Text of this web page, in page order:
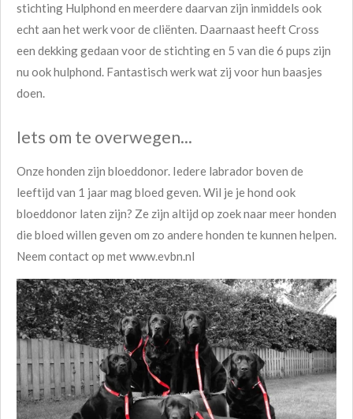
stichting Hulphond en meerdere daarvan zijn inmiddels ook
echt aan het werk voor de cliënten. Daarnaast heeft Cross
een dekking gedaan voor de stichting en 5 van die 6 pups zijn
nu ook hulphond. Fantastisch werk wat zij voor hun baasjes
doen.
Iets om te overwegen...
Onze honden zijn bloeddonor. Iedere labrador boven de
leeftijd van 1 jaar mag bloed geven. Wil je je hond ook
bloeddonor laten zijn? Ze zijn altijd op zoek naar meer honden
die bloed willen geven om zo andere honden te kunnen helpen.
Neem contact op met www.evbn.nl